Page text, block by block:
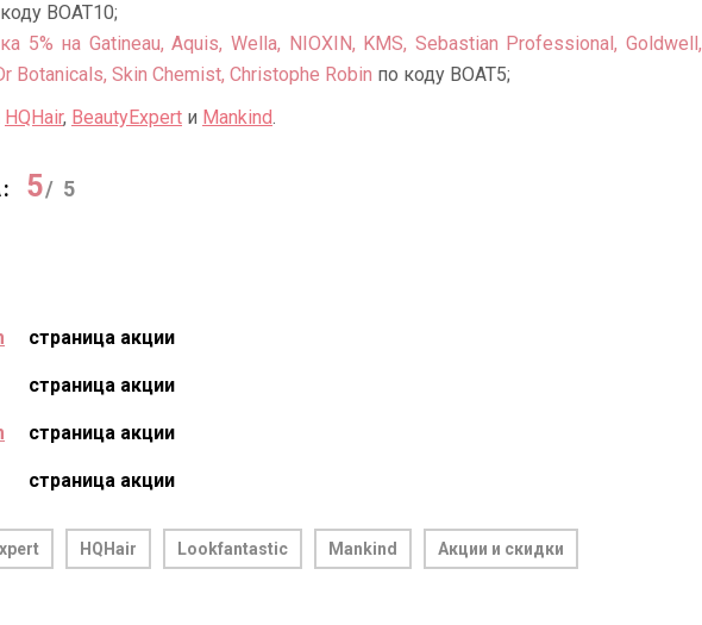
BOAT10;
5% на Gatineau, Aquis, Wella, NIOXIN, KMS, Sebastian Professional, Goldwell,
Botanicals, Skin Chemist, Christophe Robin по коду BOAT5;
HQHair, BeautyExpert и Mankind.
5/ 5
страница акции
страница акции
страница акции
страница акции
HQHair Lookfantastic Mankind Акции и скидки